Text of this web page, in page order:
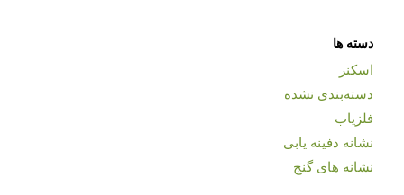
دسته ها
اسکنر
دسته‌بندی نشده
فلزیاب
نشانه دفینه یابی
نشانه های گنج